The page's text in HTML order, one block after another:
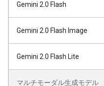
Gemini 2.0 Flash
Gemini 2.0 Flash Image
Gemini 2.0 Flash Lite
マルチモーダル生成モデル